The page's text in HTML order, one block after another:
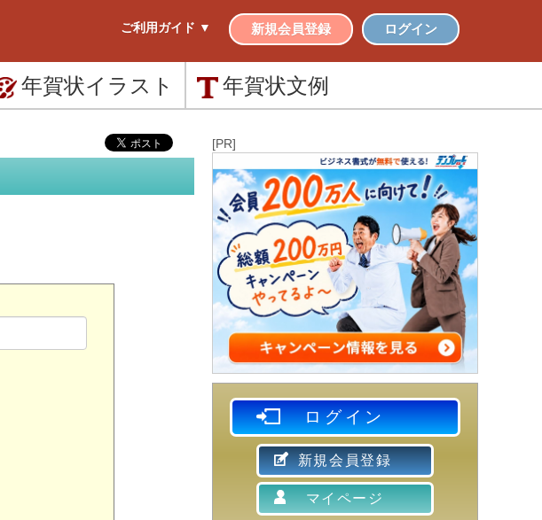
ご利用ガイド ▼ 新規会員登録 ログイン
年賀状イラスト 年賀状文例
[PR]
ログイン
新規会員登録
マイページ